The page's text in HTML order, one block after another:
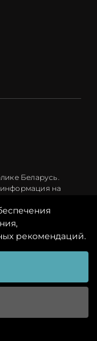
Беларусь.
на
отражается в
на сайте
от
подробную и
у официальных
рекомендаций.